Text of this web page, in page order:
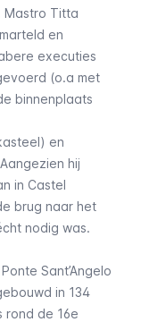
Mastro Titta
en
executies
(o.a met
binnenplaats
en
hij
in Castel
brug naar het
nodig was.
Sant’Angelo
in 134
rond de 16e